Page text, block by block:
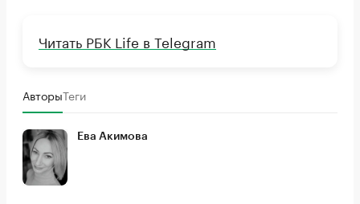
Читать РБК Life в Telegram
АвторыТеги
Ева Акимова